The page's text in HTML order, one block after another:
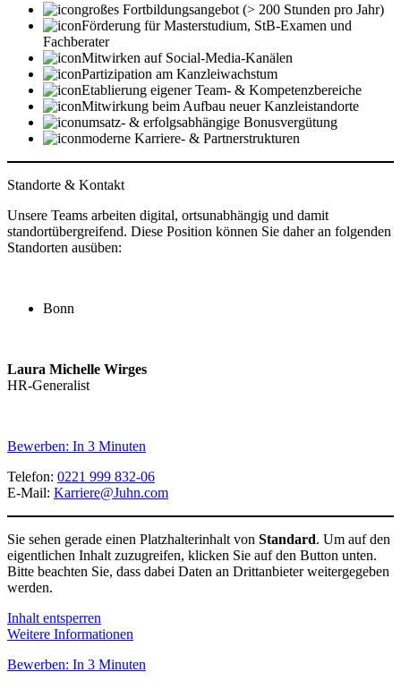
großes Fortbildungsangebot (> 200 Stunden pro Jahr)
Förderung für Masterstudium, StB-Examen und
Fachberater
Mitwirken auf Social-Media-Kanälen
Partizipation am Kanzleiwachstum
Etablierung eigener Team- & Kompetenzbereiche
Mitwirkung beim Aufbau neuer Kanzleistandorte
umsatz- & erfolgsabhängige Bonusvergütung
moderne Karriere- & Partnerstrukturen
Standorte & Kontakt
Unsere Teams arbeiten digital, ortsunabhängig und damit
standortübergreifend. Diese Position können Sie daher an folgenden
Standorten ausüben:
Bonn
Laura Michelle Wirges
HR-Generalist
Bewerben: In 3 Minuten
Telefon: 0221 999 832-06
E-Mail: Karriere@Juhn.com
Sie sehen gerade einen Platzhalterinhalt von Standard. Um auf den
eigentlichen Inhalt zuzugreifen, klicken Sie auf den Button unten.
Bitte beachten Sie, dass dabei Daten an Drittanbieter weitergegeben
werden.
Inhalt entsperren
Weitere Informationen
Bewerben: In 3 Minuten